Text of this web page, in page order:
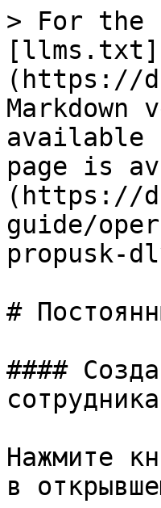
> For the
[llms.txt]
(https://
available
page is
(https://
guide/
propusk-
#
####
сотрудника
Нажмите
в